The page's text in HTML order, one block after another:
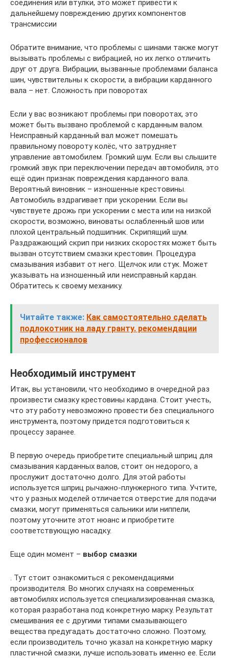
соединения или втулки, это может привести к
дальнейшему повреждению других компонентов
трансмиссии
Обратите внимание, что проблемы с шинами также могут
вызывать проблемы с вибрацией, но их легко отличить
друг от друга. Вибрации, вызванные проблемами баланса
шин, чувствительны к скорости, а вибрации карданного
вала – нет. Сложность при поворотах
Если у вас возникают проблемы при поворотах, это
может быть вызвано проблемой с карданным валом.
Неисправный карданный вал может помешать
правильному повороту колёс, что затрудняет
управление автомобилем. Громкий шум. Если вы слышите
громкий звук при переключении передач автомобиля, это
ещё один признак повреждения карданного вала.
Вероятный виновник – изношенные крестовины.
Автомобиль вздрагивает при ускорении. Если вы
чувствуете дрожь при ускорении с места или на низкой
скорости, возможно, виноваты ослабленный шов или
плохой центральный подшипник. Скрипящий шум.
Раздражающий скрип при низких скоростях может быть
вызван отсутствием смазки крестовин. Процедура
смазывания избавит от него. Щелчок или стук. Может
указывать на изношенный или неисправный кардан.
Обратитесь к своему механику.
Читайте также: Как самостоятельно сделать
подлокотник на ладу гранту. рекомендации
профессионалов
Необходимый инструмент
Итак, вы установили, что необходимо в очередной раз
произвести смазку крестовины кардана. Стоит учесть,
что эту работу невозможно провести без специального
инструмента, поэтому придется подготовиться к
процессу заранее.
В первую очередь приобретите специальный шприц для
смазывания карданных валов, стоит он недорого, а
прослужит достаточно долго. Для этой работы
используется шприц рычажно-плунжерного типа. Учтите,
что у разных моделей отличается отверстие для подачи
смазки, могут применяться сальники или ниппели,
поэтому уточните этот нюанс и приобретите
соответствующую насадку.
Еще один момент – выбор смазки
. Тут стоит ознакомиться с рекомендациями
производителя. Во многих случаях на современных
автомобилях используется специализированная смазка,
которая разработана под конкретную марку. Результат
смешивания ее с другими типами смазывающего
вещества предугадать достаточно сложно. Поэтому,
если производитель точно указал на конкретную марку
пластичной смазки, лучше использовать именно ее. Если